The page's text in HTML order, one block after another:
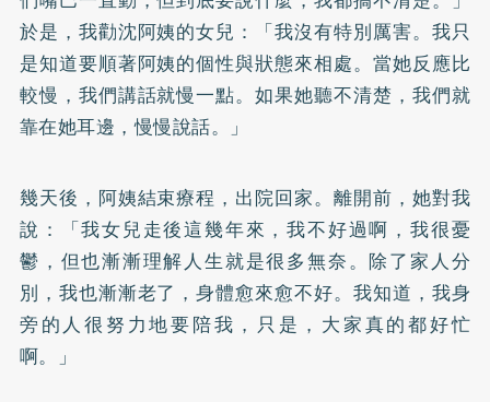
於是，我勸沈阿姨的女兒：「我沒有特別厲害。我只
是知道要順著阿姨的個性與狀態來相處。當她反應比
較慢，我們講話就慢一點。如果她聽不清楚，我們就
靠在她耳邊，慢慢說話。」
幾天後，阿姨結束療程，出院回家。離開前，她對我
說：「我女兒走後這幾年來，我不好過啊，我很憂
鬱，但也漸漸理解人生就是很多無奈。除了家人分
別，我也漸漸老了，身體愈來愈不好。我知道，我身
旁的人很努力地要陪我，只是，大家真的都好忙
啊。」